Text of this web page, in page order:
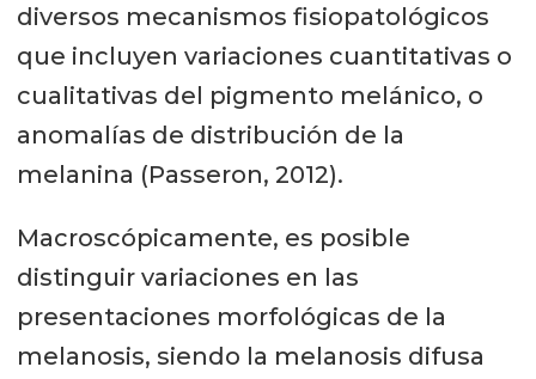
diversos mecanismos fisiopatológicos
que incluyen variaciones cuantitativas o
cualitativas del pigmento melánico, o
anomalías de distribución de la
melanina (Passeron, 2012).
Macroscópicamente, es posible
distinguir variaciones en las
presentaciones morfológicas de la
melanosis, siendo la melanosis difusa